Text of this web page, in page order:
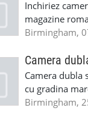
Inchiriez
magazine
Birmingham,
Camera
Camera dubla
cu gradina
Birmingham,